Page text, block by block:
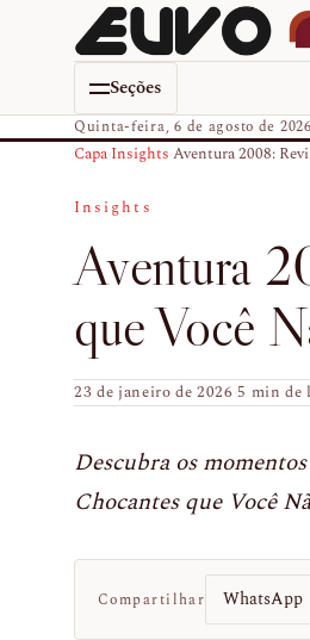
Seções
Quinta-feira, 6 de agosto de 2026
Capa›Insights›Aventura 2008:
Insights
Aventura
que Você
23 de janeiro de 2026·5 min de
Descubra os
Chocantes que Você
Compartilhar WhatsApp